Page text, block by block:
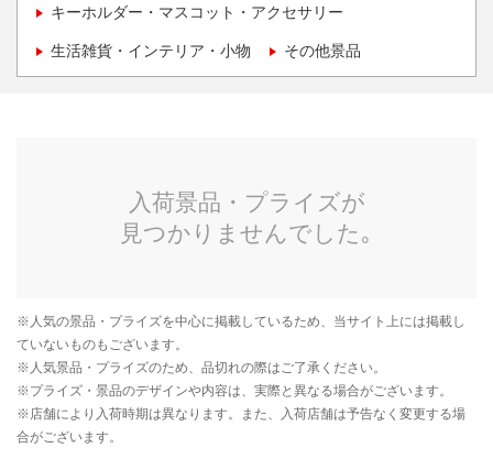
キーホルダー・マスコット・アクセサリー
生活雑貨・インテリア・小物 その他景品